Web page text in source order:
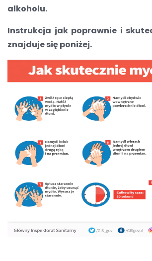
alkoholu.
Instrukcja jak poprawnie i
znajduje się poniżej.